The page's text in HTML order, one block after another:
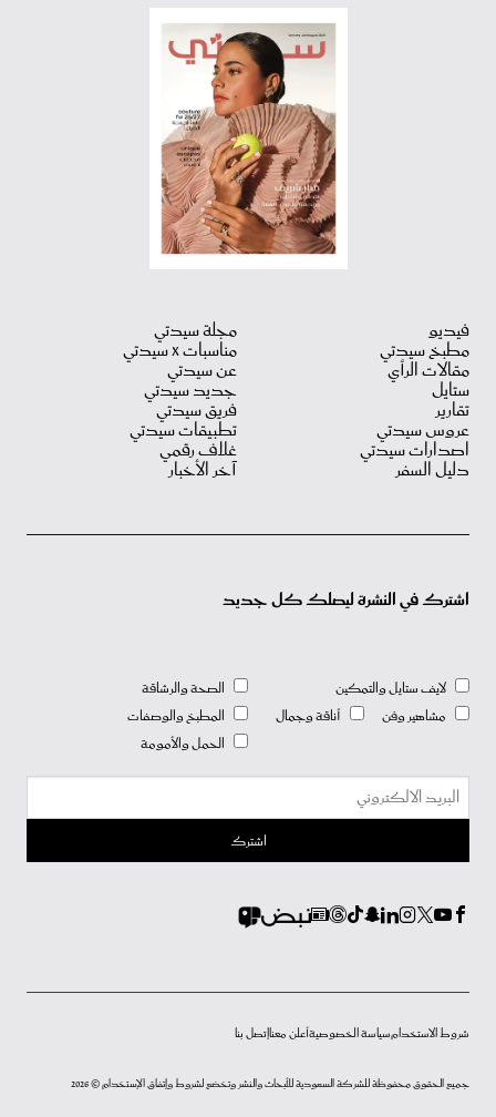
فيديو
مطبخ سيدتي
مقالات الرأي
ستايل
تقارير
عروس سيدتي
اصدارات سيدتي
دليل السفر
مجلة سيدتي
مناسبات X سيدتي
عن سيدتي
جديد سيدتي
فريق سيدتي
تطبيقات سيدتي
غلاف رقمي
آخر الأخبار
اشترك في النشرة ليصلك كل جديد
لايف ستايل والتمكين
مشاهير وفن
أناقة وجمال
الصحة والرشاقة
المطبخ والوصفات
الحمل والأمومة
شروط الاستخدامسياسة الخصوصيةأعلن معناإتصل بنا
جميع الحقوق محفوظة للشركة السعودية للأبحاث والنشر وتخضع لشروط وإتفاق الإستخدام © 2026